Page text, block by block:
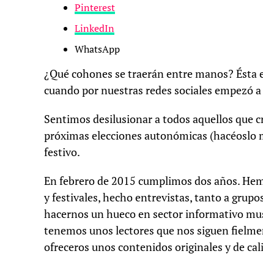
Pinterest
LinkedIn
WhatsApp
¿Qué cohones se traerán entre manos?
cuando por nuestras redes sociales empezó
Sentimos desilusionar a todos aquellos que
próximas elecciones autonómicas
festivo.
En febrero de 2015 cumplimos dos años.
y festivales, hecho entrevistas, tanto a
hacernos un hueco en sector informativo
tenemos unos lectores que nos siguen
ofreceros unos contenidos originales y de